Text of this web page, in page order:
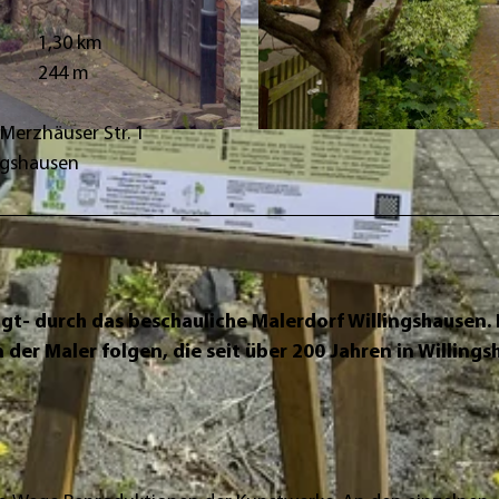
© Gerhardt-von-Reutern-Haus mit Malerstübchen und
1,30 km
244 m
Str. 1
durch das beschauliche Malerdorf Willingshausen.
Maler folgen, die seit über 200 Jahren in